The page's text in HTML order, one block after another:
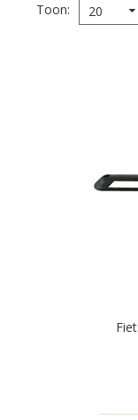
Toon 20